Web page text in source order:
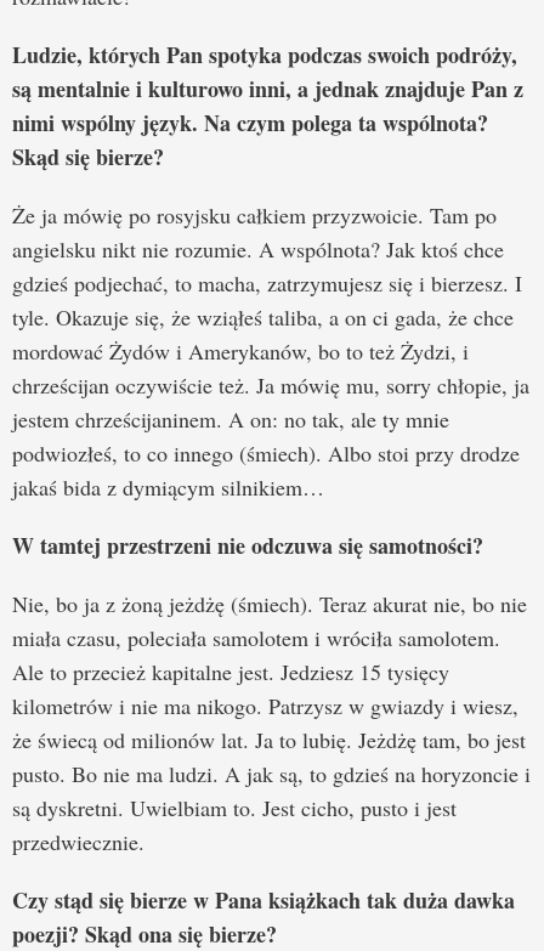
Ludzie, których Pan spotyka podczas swoich podróży,
są mentalnie i kulturowo inni, a jednak znajduje Pan z
nimi wspólny język. Na czym polega ta wspólnota?
Skąd się bierze?
Że ja mówię po rosyjsku całkiem przyzwoicie. Tam po
angielsku nikt nie rozumie. A wspólnota? Jak ktoś chce
gdzieś podjechać, to macha, zatrzymujesz się i bierzesz. I
tyle. Okazuje się, że wziąłeś taliba, a on ci gada, że chce
mordować Żydów i Amerykanów, bo to też Żydzi, i
chrześcijan oczywiście też. Ja mówię mu, sorry chłopie, ja
jestem chrześcijaninem. A on: no tak, ale ty mnie
podwiozłeś, to co innego (śmiech). Albo stoi przy drodze
jakaś bida z dymiącym silnikiem…
W tamtej przestrzeni nie odczuwa się samotności?
Nie, bo ja z żoną jeżdżę (śmiech). Teraz akurat nie, bo nie
miała czasu, poleciała samolotem i wróciła samolotem.
Ale to przecież kapitalne jest. Jedziesz 15 tysięcy
kilometrów i nie ma nikogo. Patrzysz w gwiazdy i wiesz,
że świecą od milionów lat. Ja to lubię. Jeżdżę tam, bo jest
pusto. Bo nie ma ludzi. A jak są, to gdzieś na horyzoncie i
są dyskretni. Uwielbiam to. Jest cicho, pusto i jest
przedwiecznie.
Czy stąd się bierze w Pana książkach tak duża dawka
poezji? Skąd ona się bierze?